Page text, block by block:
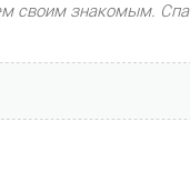
своим знакомым.